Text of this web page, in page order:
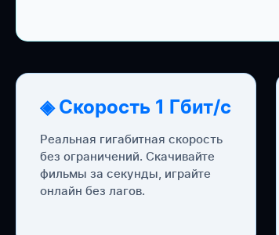
◈ Скорость 1 Гбит/с
Реальная гигабитная скорость
без ограничений. Скачивайте
фильмы за секунды, играйте
онлайн без лагов.